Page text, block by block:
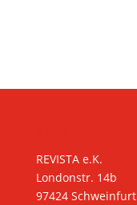
REVISTA e.K.
Londonstr. 14b
97424 Schweinfurt